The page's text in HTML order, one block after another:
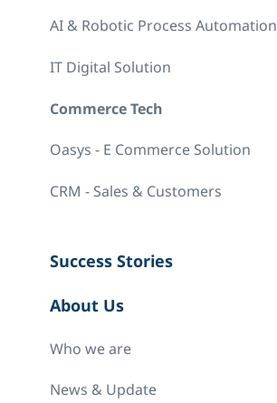
AI & Robotic Process Automation
IT Digital Solution
Commerce Tech
Oasys - E Commerce Solution
CRM - Sales & Customers
Success Stories
About Us
Who we are
News & Update